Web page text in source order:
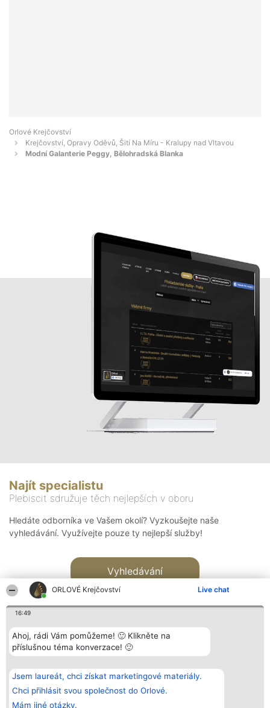
ORLOVÉ Krejčovství Live chat
16:49
Ahoj, rádi Vám pomůžeme! 🙂 Klikněte na
příslušnou téma konverzace! 🙂
Jsem laureát, chci získat marketingové materiály.
Chci přihlásit svou společnost do Orlové.
Mám jiné otázky.
Orlové Krejčovství
Krejčovství, Opravy Oděvů, Šití Na Míru - Kralupy nad Vltavou
Modní Galanterie Peggy, Bělohradská Blanka
Najít specialistu
Plebiscit sdružuje těch nejlepších v oboru
Hledáte odborníka ve Vašem okolí? Vyzkoušejte naše
vyhledávání. Využívejte pouze ty nejlepší služby!
Vyhledávání
Bright Side Solutions sp. z o.
o. sp. k.
ul. Ruska 22
Wrocław 50-079
KRS 0000749100 | Regon
Vítězové
Seznam všech
laureátů
Zásady
Kontakt